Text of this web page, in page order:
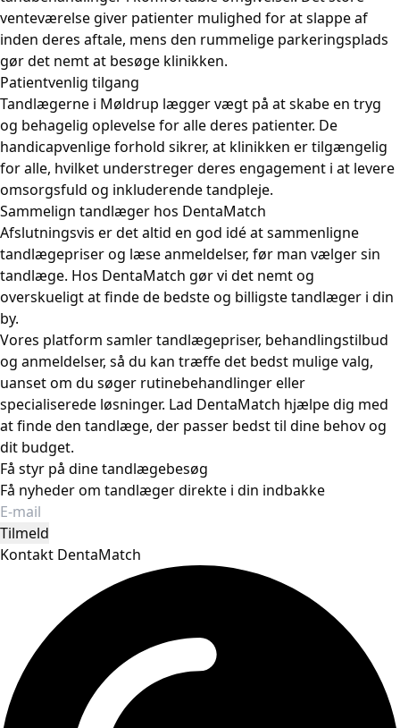
venteværelse giver patienter mulighed for at slappe af
inden deres aftale, mens den rummelige parkeringsplads
gør det nemt at besøge klinikken.
Patientvenlig tilgang
Tandlægerne i Møldrup lægger vægt på at skabe en tryg
og behagelig oplevelse for alle deres patienter. De
handicapvenlige forhold sikrer, at klinikken er tilgængelig
for alle, hvilket understreger deres engagement i at levere
omsorgsfuld og inkluderende tandpleje.
Sammelign tandlæger hos DentaMatch
Afslutningsvis er det altid en god idé at sammenligne
tandlægepriser og læse anmeldelser, før man vælger sin
tandlæge. Hos DentaMatch gør vi det nemt og
overskueligt at finde de bedste og billigste tandlæger i din
by.
Vores platform samler tandlægepriser, behandlingstilbud
og anmeldelser, så du kan træffe det bedst mulige valg,
uanset om du søger rutinebehandlinger eller
specialiserede løsninger. Lad DentaMatch hjælpe dig med
at finde den tandlæge, der passer bedst til dine behov og
dit budget.
Få styr på dine tandlægebesøg
Få nyheder om tandlæger direkte i din indbakke
Tilmeld
Kontakt DentaMatch